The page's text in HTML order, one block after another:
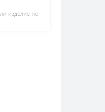
изделие не